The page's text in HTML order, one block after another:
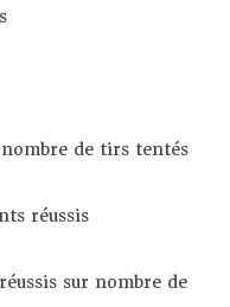
de tirs tentés
réussis
sur nombre de